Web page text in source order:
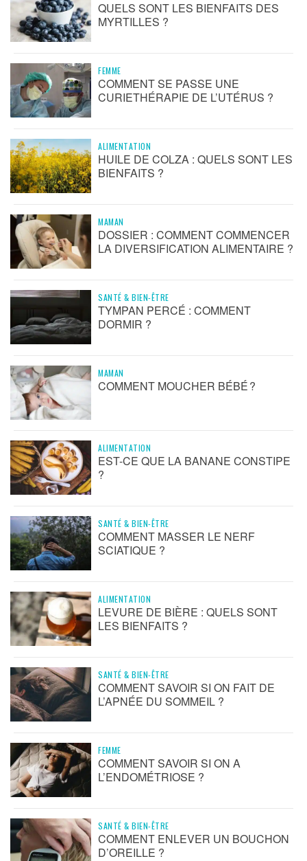
QUELS SONT LES BIENFAITS DES
MYRTILLES ?
FEMME
COMMENT SE PASSE UNE
CURIETHÉRAPIE DE L’UTÉRUS ?
ALIMENTATION
HUILE DE COLZA : QUELS SONT LES
BIENFAITS ?
MAMAN
DOSSIER : COMMENT COMMENCER
LA DIVERSIFICATION ALIMENTAIRE ?
SANTÉ & BIEN-ÊTRE
TYMPAN PERCÉ : COMMENT
DORMIR ?
MAMAN
COMMENT MOUCHER BÉBÉ ?
ALIMENTATION
EST-CE QUE LA BANANE CONSTIPE
?
SANTÉ & BIEN-ÊTRE
COMMENT MASSER LE NERF
SCIATIQUE ?
ALIMENTATION
LEVURE DE BIÈRE : QUELS SONT
LES BIENFAITS ?
SANTÉ & BIEN-ÊTRE
COMMENT SAVOIR SI ON FAIT DE
L’APNÉE DU SOMMEIL ?
FEMME
COMMENT SAVOIR SI ON A
L’ENDOMÉTRIOSE ?
SANTÉ & BIEN-ÊTRE
COMMENT ENLEVER UN BOUCHON
D’OREILLE ?